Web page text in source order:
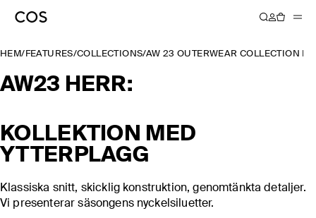
HEM/ FEATURES/COLLECTIONS/AW 23 OUTERWEAR COLLECTION
AW23 HERR:
KOLLEKTION MED
YTTERPLAGG
Klassiska snitt, skicklig konstruktion, genomtänkta detaljer.
Vi presenterar säsongens nyckelsiluetter.